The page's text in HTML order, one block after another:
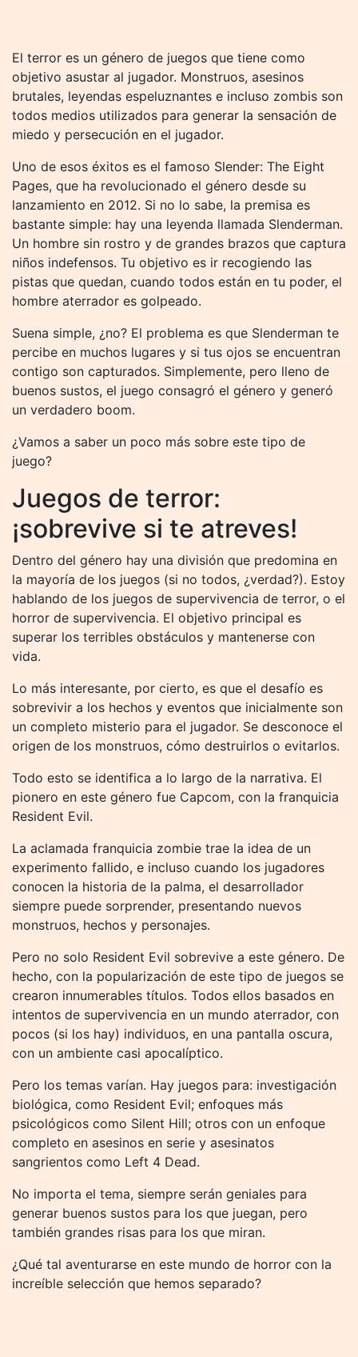
El terror es un género de juegos que tiene como
objetivo asustar al jugador. Monstruos, asesinos
brutales, leyendas espeluznantes e incluso zombis son
todos medios utilizados para generar la sensación de
miedo y persecución en el jugador.
Uno de esos éxitos es el famoso Slender: The Eight
Pages, que ha revolucionado el género desde su
lanzamiento en 2012. Si no lo sabe, la premisa es
bastante simple: hay una leyenda llamada Slenderman.
Un hombre sin rostro y de grandes brazos que captura
niños indefensos. Tu objetivo es ir recogiendo las
pistas que quedan, cuando todos están en tu poder, el
hombre aterrador es golpeado.
Suena simple, ¿no? El problema es que Slenderman te
percibe en muchos lugares y si tus ojos se encuentran
contigo son capturados. Simplemente, pero lleno de
buenos sustos, el juego consagró el género y generó
un verdadero boom.
¿Vamos a saber un poco más sobre este tipo de
juego?
Juegos de terror:
¡sobrevive si te atreves!
Dentro del género hay una división que predomina en
la mayoría de los juegos (si no todos, ¿verdad?). Estoy
hablando de los juegos de supervivencia de terror, o el
horror de supervivencia. El objetivo principal es
superar los terribles obstáculos y mantenerse con
vida.
Lo más interesante, por cierto, es que el desafío es
sobrevivir a los hechos y eventos que inicialmente son
un completo misterio para el jugador. Se desconoce el
origen de los monstruos, cómo destruirlos o evitarlos.
Todo esto se identifica a lo largo de la narrativa. El
pionero en este género fue Capcom, con la franquicia
Resident Evil.
La aclamada franquicia zombie trae la idea de un
experimento fallido, e incluso cuando los jugadores
conocen la historia de la palma, el desarrollador
siempre puede sorprender, presentando nuevos
monstruos, hechos y personajes.
Pero no solo Resident Evil sobrevive a este género. De
hecho, con la popularización de este tipo de juegos se
crearon innumerables títulos. Todos ellos basados ​​en
intentos de supervivencia en un mundo aterrador, con
pocos (si los hay) individuos, en una pantalla oscura,
con un ambiente casi apocalíptico.
Pero los temas varían. Hay juegos para: investigación
biológica, como Resident Evil; enfoques más
psicológicos como Silent Hill; otros con un enfoque
completo en asesinos en serie y asesinatos
sangrientos como Left 4 Dead.
No importa el tema, siempre serán geniales para
generar buenos sustos para los que juegan, pero
también grandes risas para los que miran.
¿Qué tal aventurarse en este mundo de horror con la
increíble selección que hemos separado?